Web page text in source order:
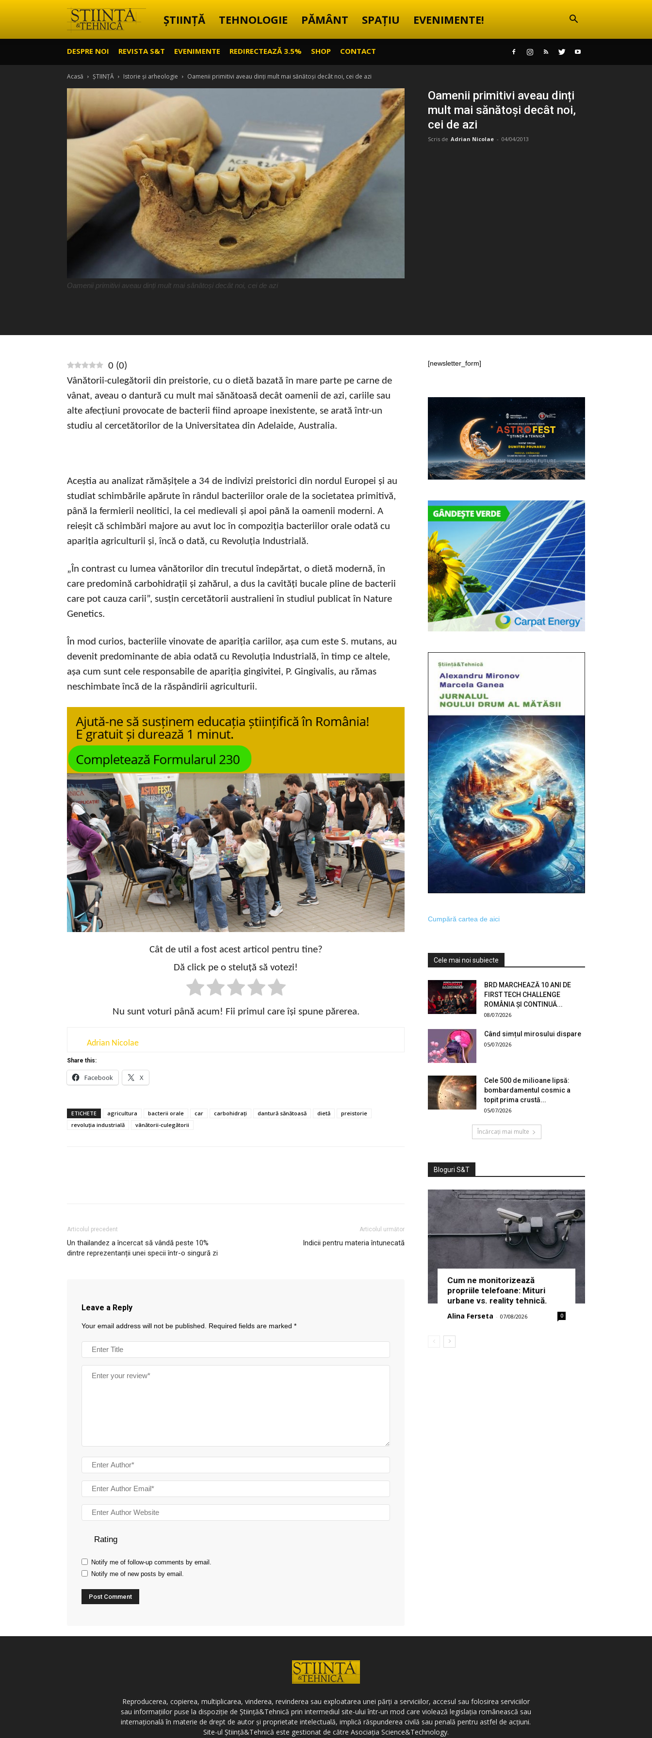
Știință
Tehnică
ȘTIINȚĂ TEHNOLOGIE PĂMÂNT SPAȚIU EVENIMENTE!
DESPRE NOI REVISTA S&T EVENIMENTE REDIRECTEAZĂ 3.5% SHOP CONTACT
Acasă ȘTIINȚĂ Istorie și arheologie Oamenii primitivi aveau dinți mult mai sănătoși decât noi, cei de azi
Oamenii primitivi aveau dinți
mult mai sănătoși decât noi,
cei de azi
Scris de Adrian Nicolae - 04/04/2013
Oamenii primitivi aveau dinți mult mai sănătoși decât noi, cei de azi
0 (0)
Vânătorii-culegătorii din preistorie, cu o dietă bazată în mare parte pe carne de
vânat, aveau o dantură cu mult mai sănătoasă decât oamenii de azi, cariile sau
alte afecțiuni provocate de bacterii fiind aproape inexistente, se arată într-un
studiu al cercetătorilor de la Universitatea din Adelaide, Australia.
Aceștia au analizat rămășițele a 34 de indivizi preistorici din nordul Europei și au
studiat schimbările apărute în rândul bacteriilor orale de la societatea primitivă,
până la fermierii neolitici, la cei medievali și apoi până la oamenii moderni. A
reieșit că schimbări majore au avut loc în compoziția bacteriilor orale odată cu
apariția agriculturii și, încă o dată, cu Revoluția Industrială.
„În contrast cu lumea vânătorilor din trecutul îndepărtat, o dietă modernă, în
care predomină carbohidrații și zahărul, a dus la cavități bucale pline de bacterii
care pot cauza carii”, susțin cercetătorii australieni în studiul publicat în Nature
Genetics.
În mod curios, bacteriile vinovate de apariția cariilor, așa cum este S. mutans, au
devenit predominante de abia odată cu Revoluția Industrială, în timp ce altele,
așa cum sunt cele responsabile de apariția gingivitei, P. Gingivalis, au rămas
neschimbate încă de la răspândirii agriculturii.
Cât de util a fost acest articol pentru tine?
Dă click pe o steluță să votezi!
Nu sunt voturi până acum! Fii primul care își spune părerea.
Adrian Nicolae
Share this:
Facebook X
ETICHETE agricultura bacterii orale car carbohidrați dantură sănătoasă dietă
preistorie
revoluția industrială
vânătorii-culegătorii
Articolul precedent
Un thailandez a încercat să vândă peste 10%
dintre reprezentanții unei specii într-o singură zi
Articolul următor
Indicii pentru materia întunecată
Leave a Reply
Your email address will not be published. Required fields are marked *
Rating
Notify me of follow-up comments by email.
Notify me of new posts by email.
[newsletter_form]
Cumpără cartea de aici
Cele mai noi subiecte
BRD MARCHEAZĂ 10 ANI DE
FIRST TECH CHALLENGE
ROMÂNIA ȘI CONTINUĂ...
08/07/2026
Când simțul mirosului dispare
05/07/2026
Cele 500 de milioane lipsă:
bombardamentul cosmic a
topit prima crustă...
05/07/2026
Încărcați mai multe
Bloguri S&T
Cum ne monitorizează
propriile telefoane: Mituri
urbane vs. reality tehnică.
Alina Ferseta - 07/08/2026 0
Reproducerea, copierea, multiplicarea, vinderea, revinderea sau exploatarea unei părți a serviciilor, accesul sau folosirea serviciilor
sau informațiilor puse la dispoziție de Știință&Tehnică prin intermediul site-ului într-un mod care violează legislația românească sau
internațională în materie de drept de autor și proprietate intelectuală, implică răspunderea civilă sau penală pentru astfel de acțiuni.
Site-ul Știință&Tehnică este gestionat de către Asociația Science&Technology.